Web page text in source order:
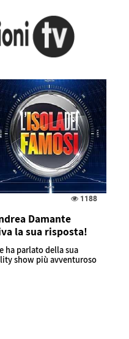
1188
Damante
la sua risposta!
ha parlato della sua
show più avventuroso